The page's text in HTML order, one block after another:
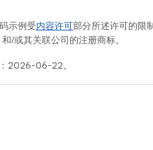
示例受内容许可部分所述许可的限
/或其关联公司的注册商标。
2026-06-22。